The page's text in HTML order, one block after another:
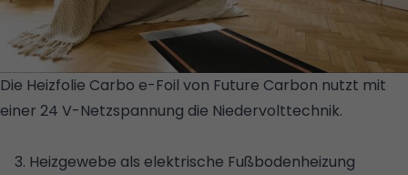
Die Heizfolie Carbo e-Foil von Future Carbon nutzt mit
einer 24 V-Netzspannung die Niedervolttechnik.
3. Heizgewebe als elektrische Fußbodenheizung